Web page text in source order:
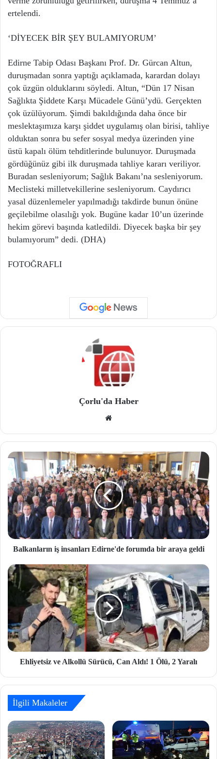
ertelendi.
‘DİYECEK BİR ŞEY BULAMIYORUM’
Edirne Tabip Odası Başkanı Prof. Dr. Gürcan Altun,
duruşmadan sonra yaptığı açıklamada, karardan dolayı
çok üzgün olduklarını söyledi. Altun, “Dün 17 Nisan
Sağlıkta Şiddete Karşı Mücadele Günü’ydü. Gerçekten
çok üzülüyorum. Şimdi bakıldığında daha önce bir
meslektaşımıza karşı şiddet uygulamış olan birisi, tahliye
olduktan sonra bu sefer sosyal medya üzerinden yine
üstü kapalı ölüm tehditlerinde bulunuyor. Duruşmada
gördüğünüz gibi ilk duruşmada tahliye kararı veriliyor.
Buradan sesleniyorum; Sağlık Bakanı’na sesleniyorum.
Meclisteki milletvekillerine sesleniyorum. Caydırıcı
yasal düzenlemeler yapılmadığı takdirde bunun önüne
geçilebilme olasılığı yok. Bugüne kadar 10’un üzerinde
hekim görevi başında katledildi. Diyecek başka bir şey
bulamıyorum” dedi. (DHA)
FOTOĞRAFLI
Çorlu'da Haber
site
si
Balkanların iş insanları Edirne'de forumda bir araya geldi
Ehliyetsiz ve Alkollü Sürücü, Can Aldı! 1 Ölü, 2 Yaralı
İlgili Makaleler